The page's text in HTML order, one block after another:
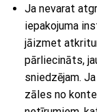
Ja nevarat
iepakojuma
jāizmet
pārliecināts,
sniedzējam.
zāles no